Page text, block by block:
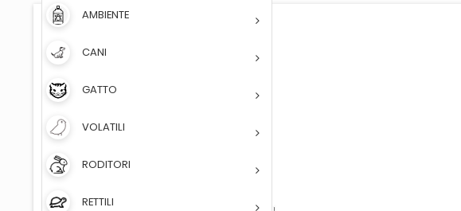
AMBIENTE
CANI
GATTO
VOLATILI
RODITORI
RETTILI